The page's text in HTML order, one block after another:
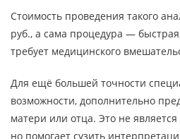
Стоимость проведения такого
руб., а сама процедура —
требует медицинского
Для ещё большей точности
возможности, дополнительно
матери или отца. Это не
но помогает сузить